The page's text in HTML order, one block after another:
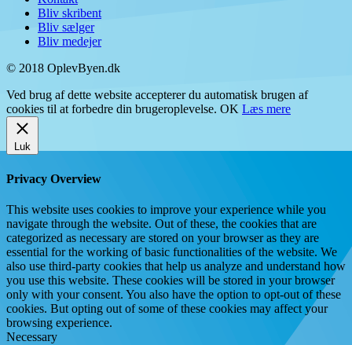
Bliv skribent
Bliv sælger
Bliv medejer
© 2018 OplevByen.dk
Ved brug af dette website accepterer du automatisk brugen af
cookies til at forbedre din brugeroplevelse. OK Læs mere
Luk
Privacy Overview
This website uses cookies to improve your experience while you
navigate through the website. Out of these, the cookies that are
categorized as necessary are stored on your browser as they are
essential for the working of basic functionalities of the website. We
also use third-party cookies that help us analyze and understand how
you use this website. These cookies will be stored in your browser
only with your consent. You also have the option to opt-out of these
cookies. But opting out of some of these cookies may affect your
browsing experience.
Necessary